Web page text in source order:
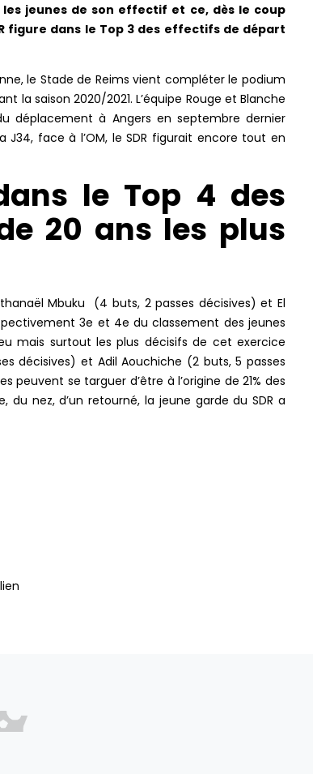
jeunes de son effectif et ce, dès le coup
figure dans le Top 3 des effectifs de départ
le Stade de Reims vient compléter le podium
la saison 2020/2021. L’équipe Rouge et Blanche
déplacement à Angers en septembre dernier
J34, face à l’OM, le SDR figurait encore tout en
le Top 4 des
20 ans les plus
Mbuku (4 buts, 2 passes décisives) et El
3e et 4e du classement des jeunes
mais surtout les plus décisifs de cet exercice
décisives) et Adil Aouchiche (2 buts, 5 passes
peuvent se targuer d’être à l’origine de 21% des
nez, d’un retourné, la jeune garde du SDR a